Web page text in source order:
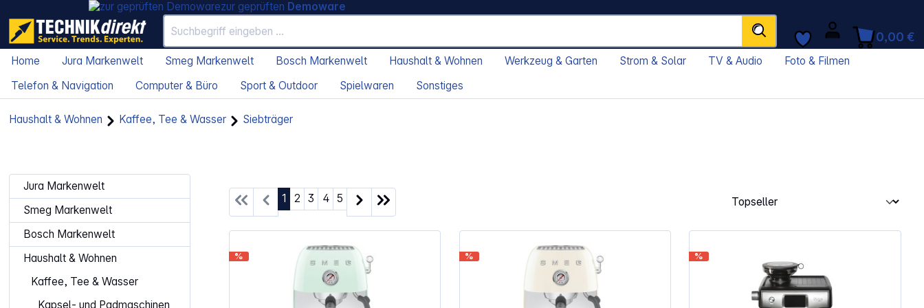
zur geprüften Demoware
0,00 €
Home Jura Markenwelt Smeg Markenwelt Bosch Markenwelt Haushalt & Wohnen Werkzeug & Garten Strom & Solar TV & Audio
Foto & Filmen
Telefon & Navigation
Computer & Büro Sport & Outdoor Spielwaren Sonstiges
Haushalt & Wohnen Kaffee, Tee & Wasser Siebträger
Jura Markenwelt
Smeg Markenwelt
Bosch Markenwelt
Haushalt & Wohnen
Kaffee, Tee & Wasser
Kapsel- und Padmaschinen
Seite
1 Seite
2 Seite
3 Seite
4 Seite
5
% % %